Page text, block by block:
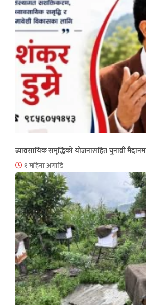
व्यावसायिक समृद्धिको योजनासहित चुनावी
१ महिना अगाडि